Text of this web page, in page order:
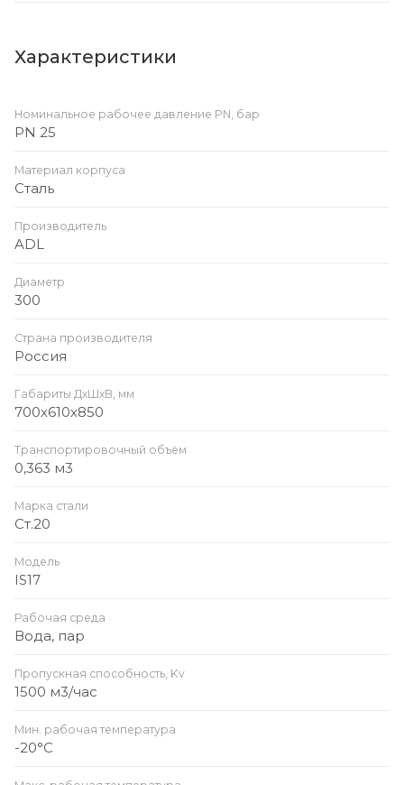
Характеристики
Номинальное рабочее давление PN, бар
PN 25
Материал корпуса
Сталь
Производитель
ADL
Диаметр
300
Страна производителя
Россия
Габариты ДхШхВ, мм
700х610х850
Транспортировочный объём
0,363 м3
Марка стали
Ст.20
Модель
IS17
Рабочая среда
Вода, пар
Пропускная способность, Kv
1500 м3/час
Мин. рабочая температура
-20°С